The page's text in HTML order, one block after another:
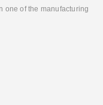
one of the manufacturing